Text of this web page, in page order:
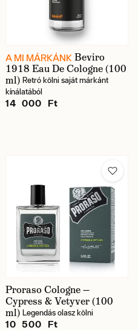
A MI MÁRKÁNK Beviro
1918 Eau De Cologne (100
ml) Retró kölni saját márkánt
kínálatából
14 000 Ft
Proraso Cologne —
Cypress & Vetyver (100
ml) Legendás olasz kölni
10 500 Ft